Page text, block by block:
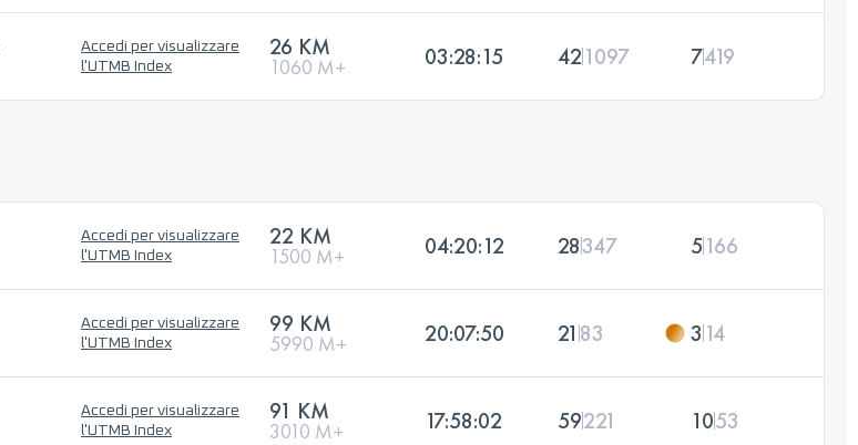
Accedi per visualizzare
l'UTMB Index
26 KM
1060 M+ 03:28:15 421097 7419
Accedi per visualizzare
l'UTMB Index
22 KM
1500 M+ 04:20:12 28347 5166
Accedi per visualizzare
l'UTMB Index
99 KM
5990 M+ 20:07:50 21 83 3 14
Accedi per visualizzare
l'UTMB Index
91 KM
3010 M+ 17:58:02 59221 1053